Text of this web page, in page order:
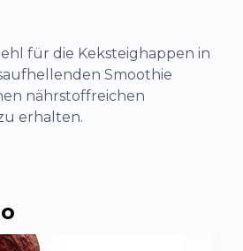
für die Keksteighappen in
Smoothie
nährstoffreichen
erhalten.